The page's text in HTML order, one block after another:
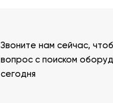
Звоните нам сейчас,
вопрос с поиском
сегодня